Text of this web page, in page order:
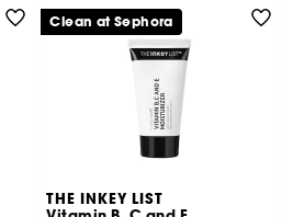
THE INKEY LIST
Clean at Sephora